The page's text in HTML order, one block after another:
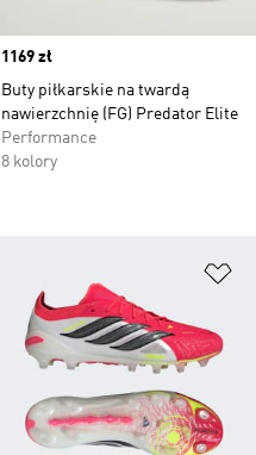
Price
1169 zł
Buty piłkarskie na twardą
nawierzchnię (FG) Predator Elite
Performance
8 kolory